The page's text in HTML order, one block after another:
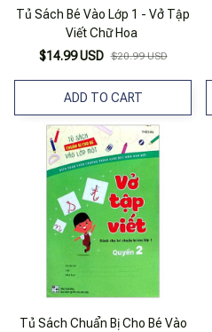
Tủ Sách Bé Vào Lớp 1 - Vở Tập
Viết Chữ Hoa
$14.99 USD $20.99 USD
ADD TO CART
Tủ Sách Chuẩn Bị Cho Bé Vào